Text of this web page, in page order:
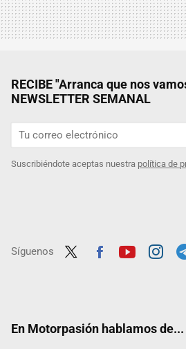
RECIBE "Arranca que nos
NEWSLETTER SEMANAL
Suscribiéndote aceptas nuestra política de
Síguenos
En Motorpasión hablamos de...